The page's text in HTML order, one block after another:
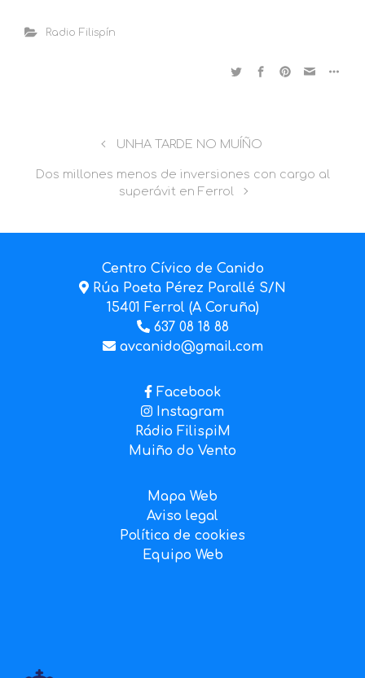
Radio Filispín
UNHA TARDE NO MUÍÑO
Dos millones menos de inversiones con cargo al
superávit en Ferrol
Centro Cívico de Canido
Rúa Poeta Pérez Parallé S/N
15401 Ferrol (A Coruña)
637 08 18 88
avcanido@gmail.com
Facebook
Instagram
Rádio FilispiM
Muiño do Vento
Mapa Web
Aviso legal
Política de cookies
Equipo Web